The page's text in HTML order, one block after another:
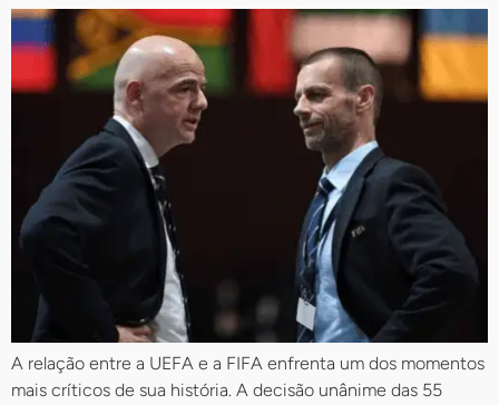
A relação entre a UEFA e a FIFA enfrenta um dos momentos
mais críticos de sua história. A decisão unânime das 55